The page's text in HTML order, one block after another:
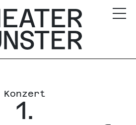
Konzert
1.